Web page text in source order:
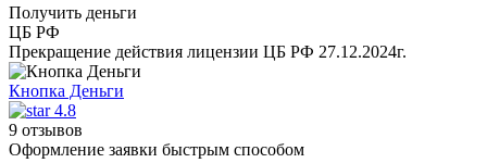
Получить деньги
ЦБ РФ
Прекращение действия лицензии ЦБ РФ 27.12.2024г.
Кнопка Деньги
4.8
9 отзывов
Оформление заявки быстрым способом